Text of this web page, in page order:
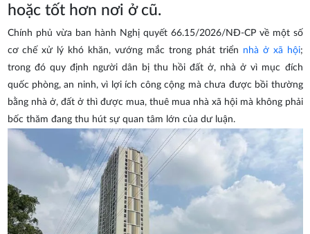
hoặc tốt hơn nơi ở cũ.
Chính phủ vừa ban hành Nghị quyết 66.15/2026/NĐ-CP về một số
cơ chế xử lý khó khăn, vướng mắc trong phát triển nhà ở xã hội;
trong đó quy định người dân bị thu hồi đất ở, nhà ở vì mục đích
quốc phòng, an ninh, vì lợi ích công cộng mà chưa được bồi thường
bằng nhà ở, đất ở thì được mua, thuê mua nhà xã hội mà không phải
bốc thăm đang thu hút sự quan tâm lớn của dư luận.